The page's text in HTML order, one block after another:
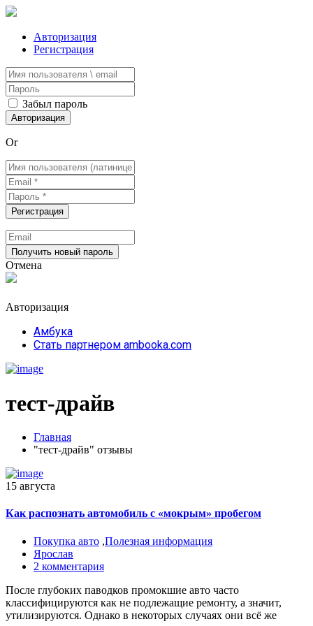
Авторизация
Регистрация
Забыл пароль
Or
Отмена
Авторизация
Амбука
Стать партнером ambooka.com
тест-драйв
Главная
"тест-драйв" отзывы
15 августа
Как распознать автомобиль с «мокрым» пробегом
Покупка авто ,Полезная информация
Ярослав
2 комментария
После глубоких паводков промокшие авто часто
классифицируются как не подлежащие ремонту, а значит,
утилизируются. Однако в некоторых случаях они всё же